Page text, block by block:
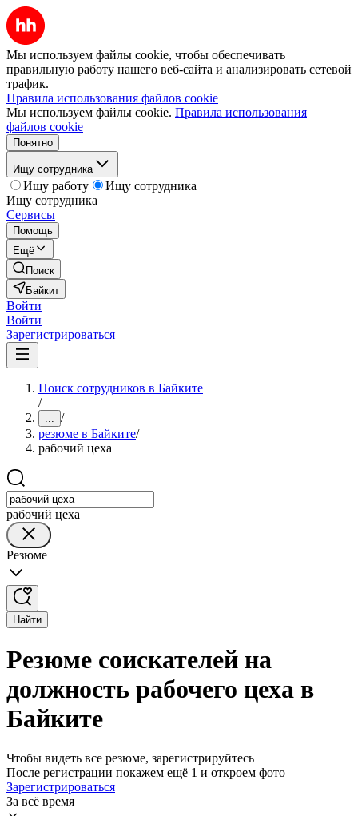
Мы используем файлы cookie, чтобы обеспечивать
правильную работу нашего веб-сайта и анализировать сетевой
трафик.
Правила использования файлов cookie
Мы используем файлы cookie. Правила использования
файлов cookie
Понятно
Ищу сотрудника
Ищу работу
Ищу сотрудника
Ищу сотрудника
Сервисы
Помощь
Ещё
Поиск
Байкит
Войти
Войти
Зарегистрироваться
Поиск сотрудников в Байките
/
... /
резюме в Байките/
рабочий цеха
рабочий цеха
Резюме
Найти
Резюме соискателей на
должность рабочего цеха в
Байките
Чтобы видеть все резюме, зарегистрируйтесь
После регистрации покажем ещё 1 и откроем фото
Зарегистрироваться
За всё время